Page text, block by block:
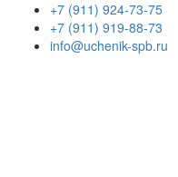
+7 (911) 924-73-75
+7 (911) 919-88-73
info@uchenik-spb.ru